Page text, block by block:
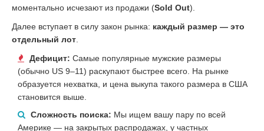
моментально исчезают из продажи (Sold Out).
Далее вступает в силу закон рынка: каждый размер — это
отдельный лот
Дефицит: Самые популярные мужские размеры
(обычно US 9–11) раскупают быстрее всего. На рынке
образуется нехватка, и цена выкупа такого размера в США
становится выше.
Сложность поиска: Мы ищем вашу пару по всей
Америке — на закрытых распродажах, у частных